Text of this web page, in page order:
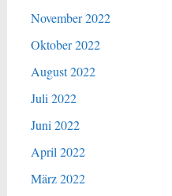
November 2022
Oktober 2022
August 2022
Juli 2022
Juni 2022
April 2022
März 2022